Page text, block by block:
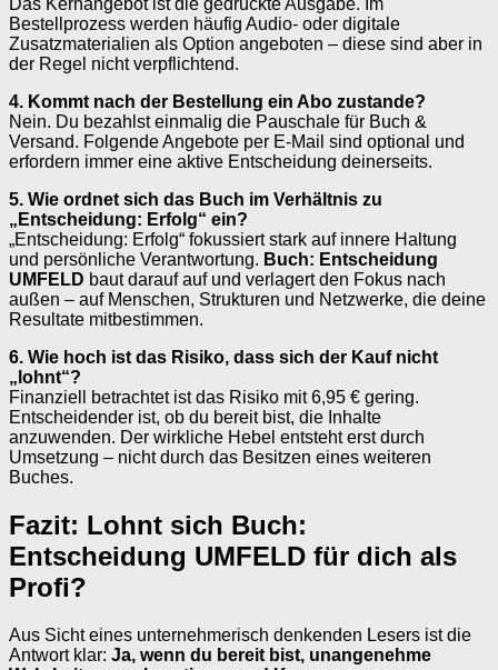
Das Kernangebot ist die gedruckte Ausgabe. Im
Bestellprozess werden häufig Audio- oder digitale
Zusatzmaterialien als Option angeboten – diese sind aber in
der Regel nicht verpflichtend.
4. Kommt nach der Bestellung ein Abo zustande?
Nein. Du bezahlst einmalig die Pauschale für Buch &
Versand. Folgende Angebote per E-Mail sind optional und
erfordern immer eine aktive Entscheidung deinerseits.
5. Wie ordnet sich das Buch im Verhältnis zu
„Entscheidung: Erfolg“ ein?
„Entscheidung: Erfolg“ fokussiert stark auf innere Haltung
und persönliche Verantwortung. Buch: Entscheidung
UMFELD baut darauf auf und verlagert den Fokus nach
außen – auf Menschen, Strukturen und Netzwerke, die deine
Resultate mitbestimmen.
6. Wie hoch ist das Risiko, dass sich der Kauf nicht
„lohnt“?
Finanziell betrachtet ist das Risiko mit 6,95 € gering.
Entscheidender ist, ob du bereit bist, die Inhalte
anzuwenden. Der wirkliche Hebel entsteht erst durch
Umsetzung – nicht durch das Besitzen eines weiteren
Buches.
Fazit: Lohnt sich Buch:
Entscheidung UMFELD für dich als
Profi?
Aus Sicht eines unternehmerisch denkenden Lesers ist die
Antwort klar: Ja, wenn du bereit bist, unangenehme